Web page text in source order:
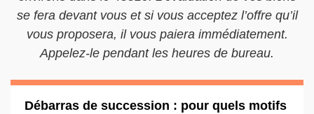
se fera devant vous et si vous acceptez l’offre qu’il
vous proposera, il vous paiera immédiatement.
Appelez-le pendant les heures de bureau.
Débarras de succession : pour quels motifs